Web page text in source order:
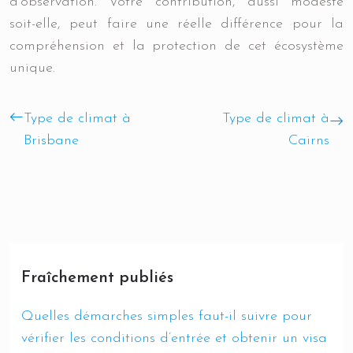
soit-elle, peut faire une réelle différence pour la
compréhension et la protection de cet écosystème
unique.
Type de climat à
Brisbane
Type de climat à
Cairns
Fraîchement publiés
Quelles démarches simples faut-il suivre pour
vérifier les conditions d’entrée et obtenir un visa